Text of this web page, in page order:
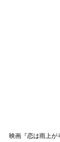
映画『恋は雨上が